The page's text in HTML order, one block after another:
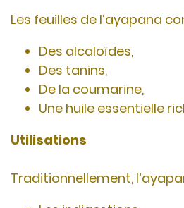
Les feuilles de l’ayapana
Des alcaloïdes,
Des tanins,
De la coumarine,
Une huile essentielle
Utilisations
Traditionnellement,